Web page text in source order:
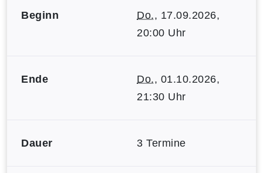
Beginn Do., 17.09.2026,
20:00 Uhr
Ende Do., 01.10.2026,
21:30 Uhr
Dauer 3 Termine